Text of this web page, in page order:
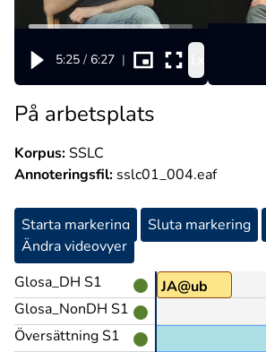
5:25 / 6:27 |
På arbetsplats
Korpus:SSLC
Annoteringsfil: sslc01_004.eaf
Starta markering Sluta markering
Ändra videovyer
Glosa_DH S1
Glosa_NonDH S1
Översättning S1
PU@g JA@ub